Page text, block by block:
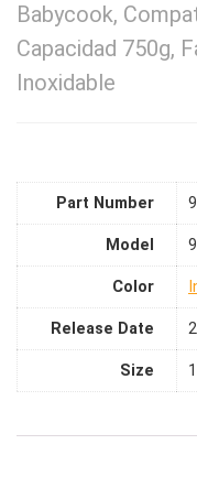
Babycook,
Capacidad 750g,
Inoxidable
Part Number
Model
Color
Release Date
Size